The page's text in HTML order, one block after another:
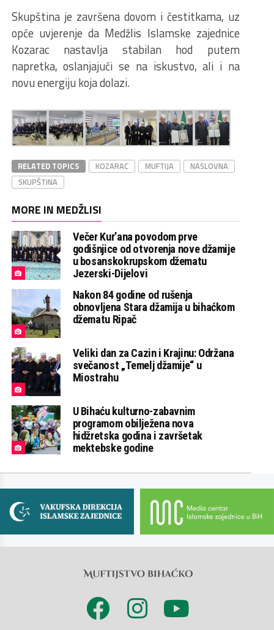
Skupština je završena dovom i čestitkama, uz
opće uvjerenje da Medžlis Islamske zajednice
Kozarac nastavlja stabilan hod putem
napretka, oslanjajući se na iskustvo, ali i na
novu energiju koja dolazi.
RELATED TOPICS KOZARAC MUFTIJA
NASLOVNA
SKUPŠTINA
MORE IN MEDŽLISI
Večer Kur’ana povodom prve
godišnjice od otvorenja nove džamije
u bosanskokrupskom džematu
Jezerski-Dijelovi
Nakon 84 godine od rušenja
obnovljena Stara džamija u bihaćkom
džematu Ripač
Veliki dan za Cazin i Krajinu: Održana
svečanost „Temelj džamije“ u
Miostrahu
U Bihaću kulturno-zabavnim
programom obilježena nova
hidžretska godina i završetak
mektebske godine